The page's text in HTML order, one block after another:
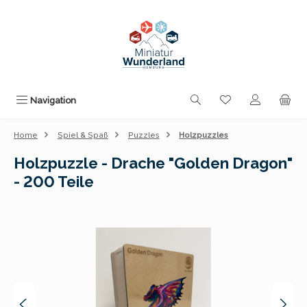
Navigation Du hast 0
Home Spiel & Spaß Puzzles Holzpuzzles
Holzpuzzle - Drache "Golden Dragon"
- 200 Teile